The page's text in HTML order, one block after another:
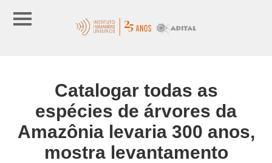
Catalogar todas as
espécies de árvores da
Amazônia levaria 300 anos,
mostra levantamento